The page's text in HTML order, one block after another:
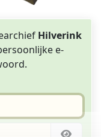
Hilverink
e-